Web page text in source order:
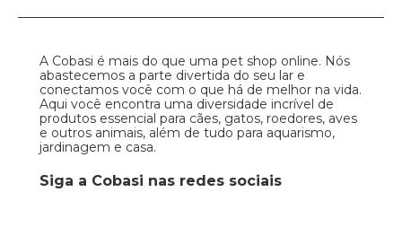
A Cobasi é mais do que uma pet shop online. Nós
abastecemos a parte divertida do seu lar e
conectamos você com o que há de melhor na vida.
Aqui você encontra uma diversidade incrível de
produtos essencial para cães, gatos, roedores, aves
e outros animais, além de tudo para aquarismo,
jardinagem e casa.
Siga a Cobasi nas redes sociais